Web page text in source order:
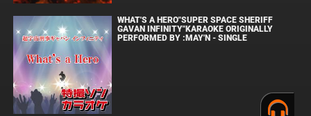
WHAT'S A HERO"SUPER SPACE SHERIFF
GAVAN INFINITY"KARAOKE ORIGINALLY
PERFORMED BY :MAY'N - SINGLE